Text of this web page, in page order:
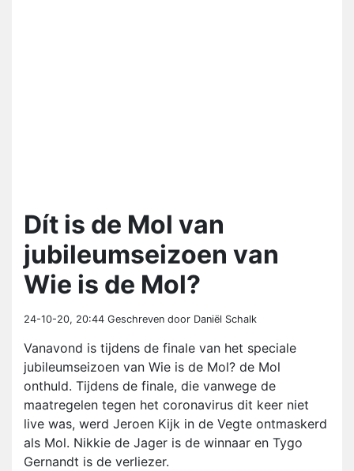
Dít is de Mol van
jubileumseizoen van
Wie is de Mol?
24-10-20, 20:44 Geschreven door Daniël Schalk
Vanavond is tijdens de finale van het speciale
jubileumseizoen van Wie is de Mol? de Mol
onthuld. Tijdens de finale, die vanwege de
maatregelen tegen het coronavirus dit keer niet
live was, werd Jeroen Kijk in de Vegte ontmaskerd
als Mol. Nikkie de Jager is de winnaar en Tygo
Gernandt is de verliezer.